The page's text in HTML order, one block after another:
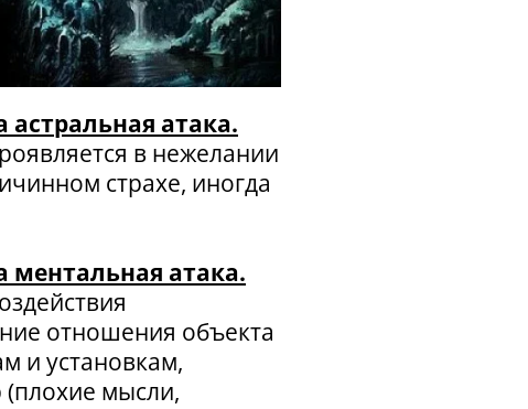
астральная атака.
в нежелании
страхе, иногда
ментальная атака.
отношения объекта
и установкам,
(плохие мысли,